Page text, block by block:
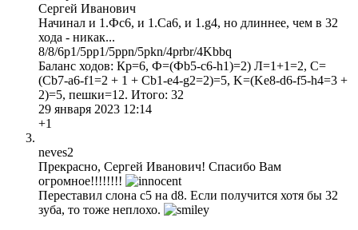
Сергей Иванович
Начинал и 1.Фс6, и 1.Са6, и 1.g4, но длиннее, чем в 32
хода - никак...
8/8/6p1/5pp1/5ppn/5pkn/4prbr/4Kbbq
Баланс ходов: Кр=6, Ф=(Фb5-с6-h1)=2) Л=1+1=2, С=
(Сb7-а6-f1=2 + 1 + Сb1-e4-g2=2)=5, K=(Ke8-d6-f5-h4=3 +
2)=5, пешки=12. Итого: 32
29 января 2023 12:14
+1
neves2
Прекрасно, Сергей Иванович! Спасибо Вам
огромное!!!!!!!!
Переставил слона c5 на d8. Если получится хотя бы 32
зуба, то тоже неплохо.